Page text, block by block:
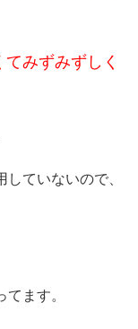
みずみずしく
ていないので、
ます。